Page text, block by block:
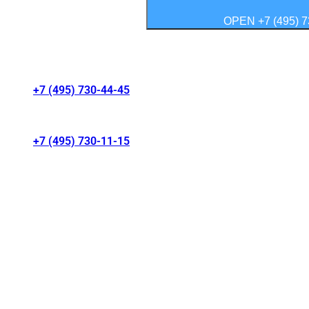
OPEN +7 (495)
+7 (495) 730-44-45
+7 (495) 730-11-15